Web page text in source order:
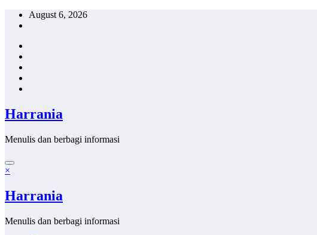
Skip
August 6, 2026
Harrania
Menulis dan berbagi informasi
×
Harrania
Menulis dan berbagi informasi